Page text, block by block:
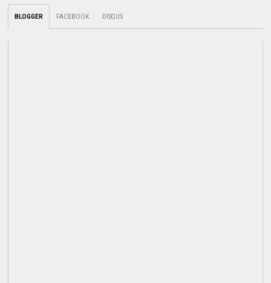
BLOGGER FACEBOOK DISQUS